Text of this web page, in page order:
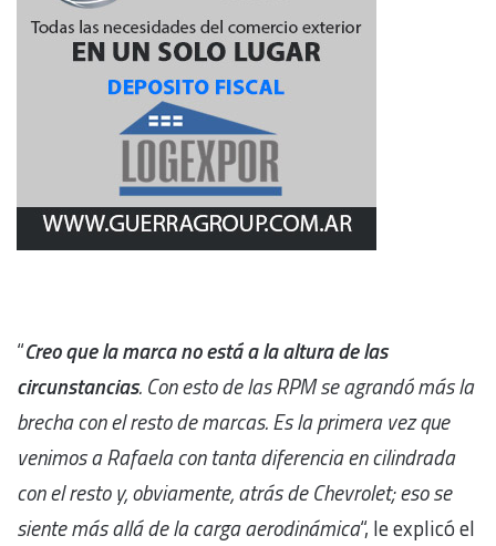
“Creo que la marca no está a la altura de las
circunstancias. Con esto de las RPM se agrandó más la
brecha con el resto de marcas. Es la primera vez que
venimos a Rafaela con tanta diferencia en cilindrada
con el resto y, obviamente, atrás de Chevrolet; eso se
siente más allá de la carga aerodinámica“, le explicó el